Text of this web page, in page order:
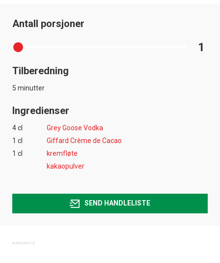
Antall porsjoner
1
Tilberedning
5 minutter
Ingredienser
4 cl
Grey Goose Vodka
1 cl
Giffard Crème de Cacao
1 cl
kremfløte
kakaopulver
SEND HANDLELISTE